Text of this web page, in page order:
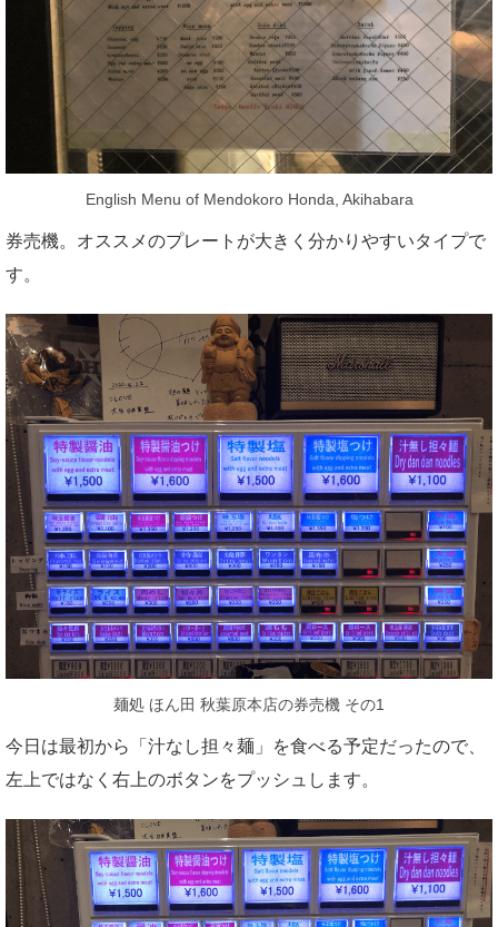
English Menu of Mendokoro Honda, Akihabara
券売機。オススメのプレートが大きく分かりやすいタイプで
す。
麺処 ほん田 秋葉原本店の券売機 その1
今日は最初から「汁なし担々麺」を食べる予定だったので、
左上ではなく右上のボタンをプッシュします。